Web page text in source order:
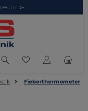
in DE
Du hast 0
Fieberthermometer